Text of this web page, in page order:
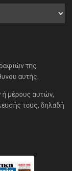
της
αυτής.
ή μέρους αυτών,
τους, δηλαδή